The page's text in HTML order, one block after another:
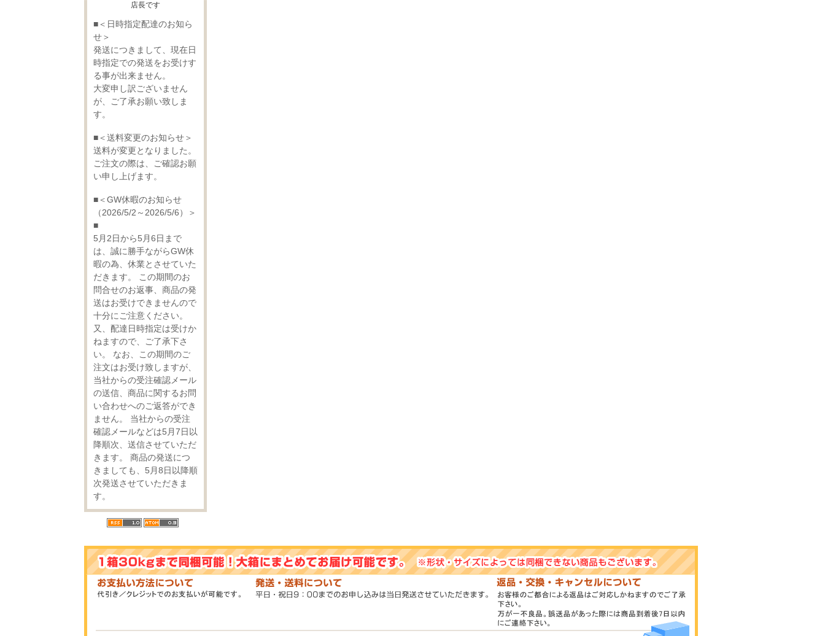
店長です
■＜日時指定配達のお知ら
せ＞
発送につきまして、現在日
時指定での発送をお受けす
る事が出来ません。
大変申し訳ございません
が、ご了承お願い致しま
す。
■＜送料変更のお知らせ＞
送料が変更となりました。
ご注文の際は、ご確認お願
い申し上げます。
■＜GW休暇のお知らせ
（2026/5/2～2026/5/6）＞
■
5月2日から5月6日まで
は、誠に勝手ながらGW休
暇の為、休業とさせていた
だきます。 この期間のお
問合せのお返事、商品の発
送はお受けできませんので
十分にご注意ください。
又、配達日時指定は受けか
ねますので、ご了承下さ
い。 なお、この期間のご
注文はお受け致しますが、
当社からの受注確認メール
の送信、商品に関するお問
い合わせへのご返答ができ
ません。 当社からの受注
確認メールなどは5月7日以
降順次、送信させていただ
きます。 商品の発送につ
きましても、5月8日以降順
次発送させていただきま
す。